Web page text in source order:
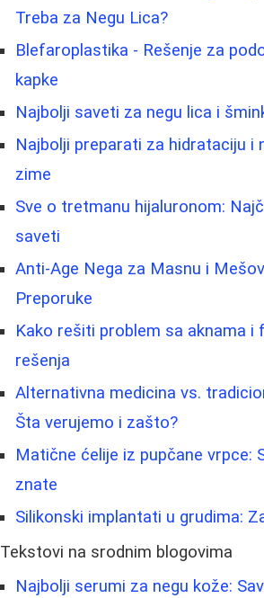
Treba za Negu Lica?
Blefaroplastika - Rešenje za
kapke
Najbolji saveti za negu lica i
Najbolji preparati za hidrataciju i
zime
Sve o tretmanu hijaluronom:
saveti
Anti-Age Nega za Masnu i
Preporuke
Kako rešiti problem sa aknama i
rešenja
Alternativna medicina vs.
Šta verujemo i zašto?
Matične ćelije iz pupčane vrpce:
znate
Silikonski implantati u grudima:
Tekstovi na srodnim blogovima
Najbolji serumi za negu kože: